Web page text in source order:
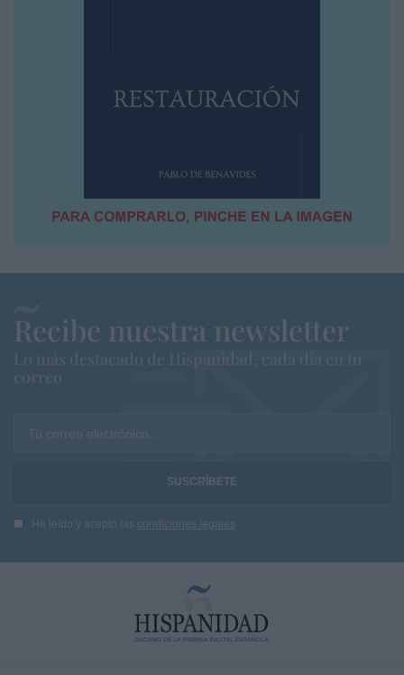
Recibe nuestra newsletter
Lo más destacado de Hispanidad, cada dia en tu
correo
Tu correo electrónico...
He leído y acepto las condiciones legales